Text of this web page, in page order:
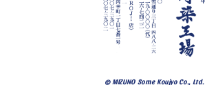
© MIZUNO Some Koujyo Co., Ltd.